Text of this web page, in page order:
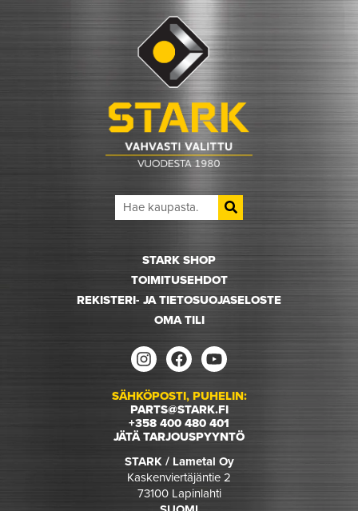
STARK SHOP
TOIMITUSEHDOT
REKISTERI- JA TIETOSUOJASELOSTE
OMA TILI
SÄHKÖPOSTI, PUHELIN:
PARTS@STARK.FI
+358 400 480 401
JÄTÄ TARJOUSPYYNTÖ
STARK / Lametal Oy
Kaskenviertäjäntie 2
73100 Lapinlahti